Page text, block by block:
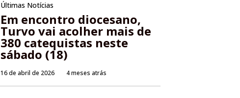
Últimas Notícias
Em encontro diocesano,
Turvo vai acolher mais de
380 catequistas neste
sábado (18)
16 de abril de 2026 4 meses atrás